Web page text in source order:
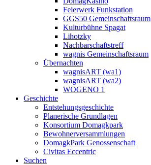
Feierwerk Funkstation
GGS50 Gemeinschaftsraum
Kulturbühne Spagat
Lihotzky
Nachbarschaftstreff
wagnis Gemeinschaftsraum
Übernachten
wagnisART (wa1)
wagnisART (wa2)
WOGENO 1
Geschichte
Entstehungsgeschichte
Planerische Grundlagen
Konsortium Domagkpark
Bewohnerversammlungen
DomagkPark Genossenschaft
Civitas Eccentric
Suchen